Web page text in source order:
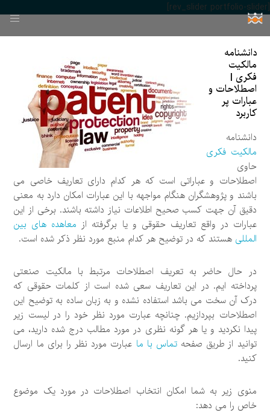
[rev_slider portfolio-slider]
دانشنامه
مالکیت
فکری |
اصطلاحات و
عبارات پر
کاربرد
دانشنامه
مالکیت فکری
حاوی
اصطلاحات و عباراتی است که هر کدام دارای تعاریف خاصی می
باشند و پژوهشگران هنگام مواجهه با این عبارات امکان دارد به معنی
دقیق آن جهت کسب صحیح اطلاعات نیاز داشته باشند. برخی از این
عبارات در واقع تعاریف حقوقی و یا برگرفته از معاهده های بین
المللی هستند که در توضیح هر کدام منبع مورد نظر ذکر شده است.
در حال حاضر به تعریف اصطلاحات مرتبط با مالکیت صنعتی
پرداخته ایم. در این تعاریف سعی شده است از کلمات حقوقی که
درک آن سخت می باشد استفاده نشده و به زبان ساده به توضیح این
اصطلاحات بپردازیم. چنانچه عبارت مورد نظر خود را در لیست زیر
پیدا نکردید و یا هر گونه نظری در مورد مطالب درج شده دارید، می
توانید از طریق صفحهتماس با ما عبارت مورد نظر را برای ما ارسال
کنید.
منوی زیر به شما امکان انتخاب اصطلاحات در مورد یک موضوع
خاص را می دهد: